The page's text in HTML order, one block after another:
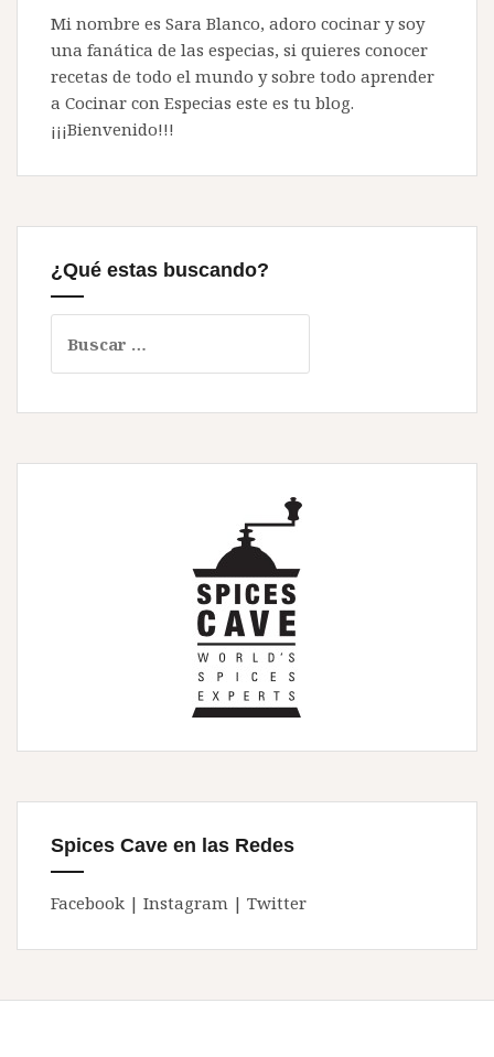
Mi nombre es Sara Blanco, adoro cocinar y soy
una fanática de las especias, si quieres conocer
recetas de todo el mundo y sobre todo aprender
a Cocinar con Especias este es tu blog.
¡¡¡Bienvenido!!!
¿Qué estas buscando?
Spices Cave en las Redes
Facebook | Instagram | Twitter